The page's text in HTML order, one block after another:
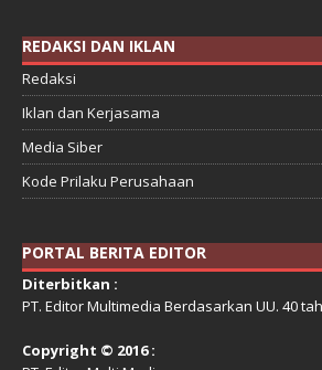
REDAKSI DAN IKLAN
Redaksi
Iklan dan Kerjasama
Media Siber
Kode Prilaku Perusahaan
PORTAL BERITA EDITOR
Diterbitkan :
PT. Editor Multimedia Berdasarkan UU. 40
Copyright © 2016 :